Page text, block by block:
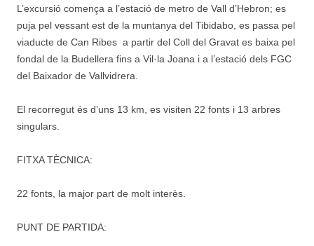
L’excursió comença a l’estació de metro de Vall d’Hebron; es
puja pel vessant est de la muntanya del Tibidabo, es passa pel
viaducte de Can Ribes a partir del Coll del Gravat es baixa pel
fondal de la Budellera fins a Vil·la Joana i a l’estació dels FGC
del Baixador de Vallvidrera.
El recorregut és d’uns 13 km, es visiten 22 fonts i 13 arbres
singulars.
FITXA TÈCNICA:
22 fonts, la major part de molt interès.
PUNT DE PARTIDA: